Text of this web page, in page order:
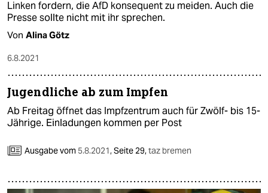
Linken fordern, die AfD konsequent zu meiden. Auch die
Presse sollte nicht mit ihr sprechen.
Von Alina Götz
6.8.2021
Jugendliche ab zum Impfen
Ab Freitag öffnet das Impfzentrum auch für Zwölf- bis 15-
Jährige. Einladungen kommen per Post
Ausgabe vom 5.8.2021,Seite 29,taz bremen